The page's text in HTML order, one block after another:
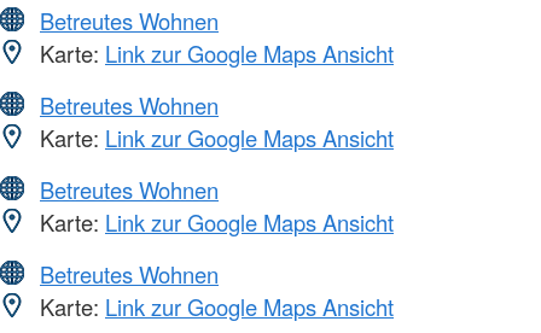
Betreutes Wohnen
Karte: Link zur Google Maps Ansicht
Betreutes Wohnen
Karte: Link zur Google Maps Ansicht
Betreutes Wohnen
Karte: Link zur Google Maps Ansicht
Betreutes Wohnen
Karte: Link zur Google Maps Ansicht